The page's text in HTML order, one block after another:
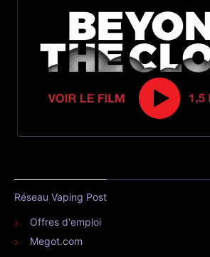
Réseau Vaping Post
Offres d'emploi
Megot.com